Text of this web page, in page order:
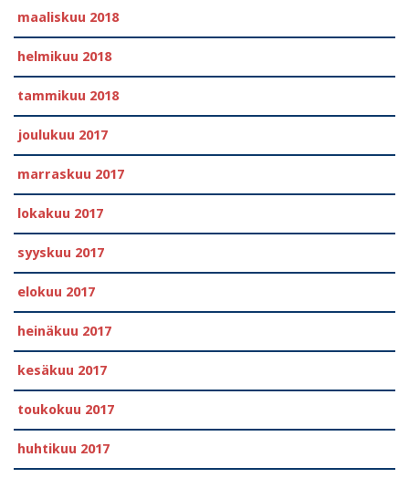
maaliskuu 2018
helmikuu 2018
tammikuu 2018
joulukuu 2017
marraskuu 2017
lokakuu 2017
syyskuu 2017
elokuu 2017
heinäkuu 2017
kesäkuu 2017
toukokuu 2017
huhtikuu 2017